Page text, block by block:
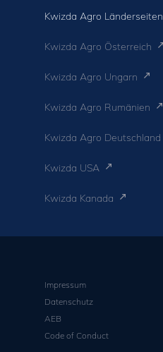
Kwizda Agro Länderseiten
Kwizda Agro Österreich
Kwizda Agro Ungarn
Kwizda Agro Rumänien
Kwizda Agro Deutschland
Kwizda USA
Kwizda Kanada
Impressum
Datenschutz
AEB
Code of Conduct